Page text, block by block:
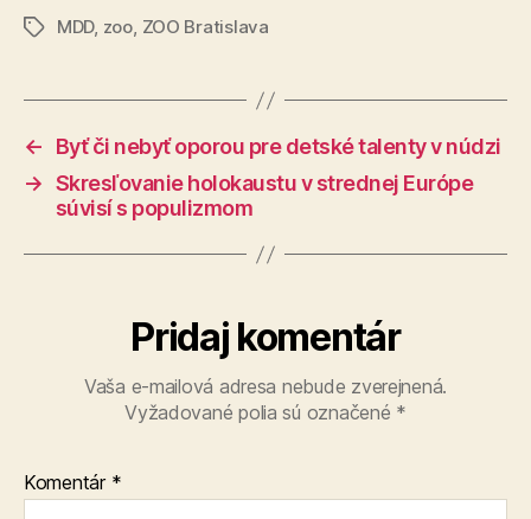
Značky
MDD, zoo, ZOO Bratislava
←
Byť či nebyť oporou pre detské talenty v núdzi
→ Skresľovanie holokaustu v strednej Európe
súvisí s populizmom
Pridaj komentár
Vaša e-mailová adresa nebude zverejnená.
Vyžadované polia sú označené *
Komentár *